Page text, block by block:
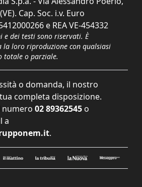
Cap. Soc. i.v. Euro
e REA VE-454332
dei testi sono riservati. È
la loro riproduzione con qualsiasi
totale o parziale.
o domanda, il nostro
completa disposizione.
numero 02 89362545 o
a
.